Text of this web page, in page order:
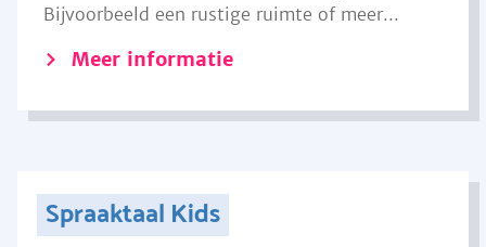
Bijvoorbeeld een rustige ruimte of meer...
Meer informatie
Spraaktaal Kids